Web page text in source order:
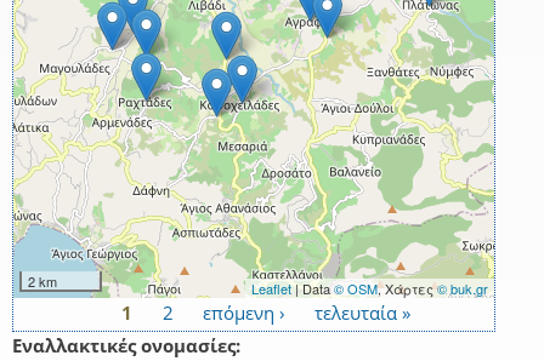
2 km Leaflet| Data© OSM, Χάρτες© buk.gr
Σελίδες
1 2 επόμενη ›
τελευταία »
Εναλλακτικές ονομασίες: